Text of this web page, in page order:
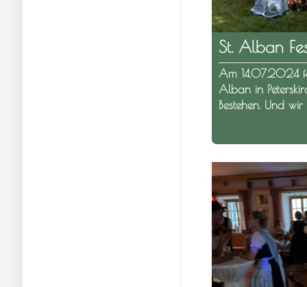
St. Alban
Am 14.07.2024
Alban in
Bestehen. Und